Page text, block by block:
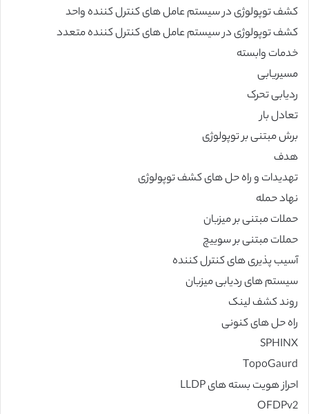
کشف توپولوژی در سیستم عامل های کنترل کننده واحد
کشف توپولوژی در سیستم عامل های کنترل کننده متعدد
خدمات وابسته
مسیریابی
ردیابی تحرک
تعادل بار
برش مبتنی بر توپولوژی
هدف
تهدیدات و راه حل های کشف توپولوژی
نهاد حمله
حملات مبتنی بر میزبان
حملات مبتنی بر سوییچ
آسیب پذیری های کنترل کننده
سیستم های ردیابی میزبان
روند کشف لینک
راه حل های کنونی
SPHINX
TopoGaurd
احراز هویت بسته های LLDP
OFDPv2